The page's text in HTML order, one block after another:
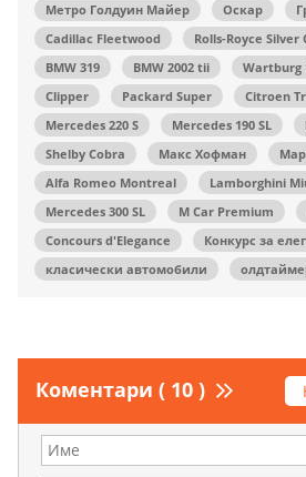
Метро Голдуин Майер
Оскар
Cadillac Fleetwood
Rolls-Royce Silver
BMW 319
BMW 2002 tii Wartburg
Clipper
Packard Super
Citroen
Mercedes 220 S
Mercedes 190 SL
Shelby Cobra
Макс Хофман
Alfa Romeo Montreal
Lamborghini
Mercedes 300 SL
M Car Premium
Concours d'Elegance
Конкурс за
класически автомобили
Коментари ( 10 )